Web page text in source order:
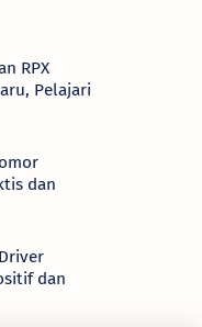
RPX
Pelajari
dan
dan